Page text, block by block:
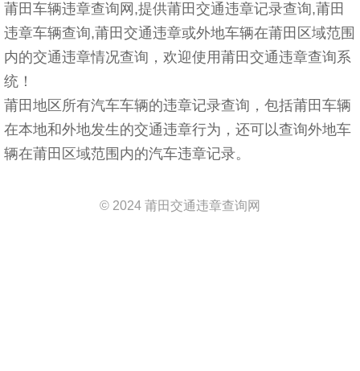
莆田车辆违章查询网,提供莆田交通违章记录查询,莆田
违章车辆查询,莆田交通违章或外地车辆在莆田区域范围
内的交通违章情况查询，欢迎使用莆田交通违章查询系
统！
莆田地区所有汽车车辆的违章记录查询，包括莆田车辆
在本地和外地发生的交通违章行为，还可以查询外地车
辆在莆田区域范围内的汽车违章记录。
© 2024 莆田交通违章查询网